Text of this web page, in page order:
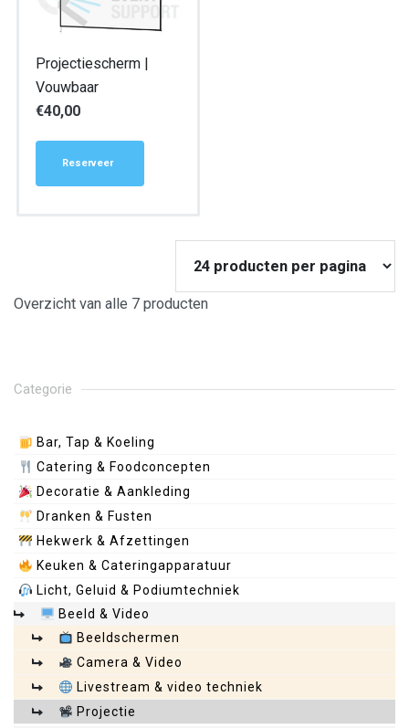
Projectiescherm |
Vouwbaar
€40,00
Reserveer
Overzicht van alle 7 producten
Categorie
Bar, Tap & Koeling
Catering & Foodconcepten
Decoratie & Aankleding
Dranken & Fusten
Hekwerk & Afzettingen
Keuken & Cateringapparatuur
Licht, Geluid & Podiumtechniek
Beeld & Video
Beeldschermen
Camera & Video
Livestream & video techniek
Projectie